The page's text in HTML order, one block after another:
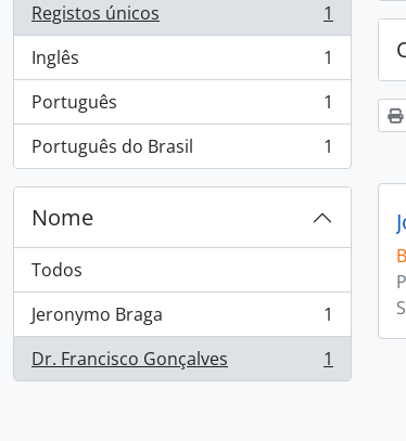
Registos únicos
, 1 resultados
1
Inglês
, 1 resultados
1
Português
, 1 resultados
1
Português do Brasil
, 1 resultados 1
Nome
Todos
Jeronymo Braga
, 1 resultados
1
Dr. Francisco Gonçalves
, 1 resultados 1